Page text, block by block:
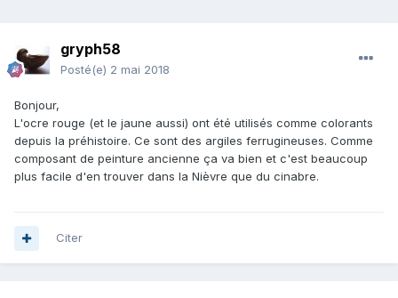
gryph58
Posté(e) 2 mai 2018
Bonjour,
L'ocre rouge (et le jaune aussi) ont été utilisés comme colorants
depuis la préhistoire. Ce sont des argiles ferrugineuses. Comme
composant de peinture ancienne ça va bien et c'est beaucoup
plus facile d'en trouver dans la Nièvre que du cinabre.
Citer